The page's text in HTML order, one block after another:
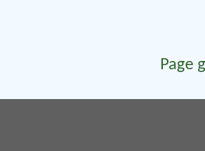
Page